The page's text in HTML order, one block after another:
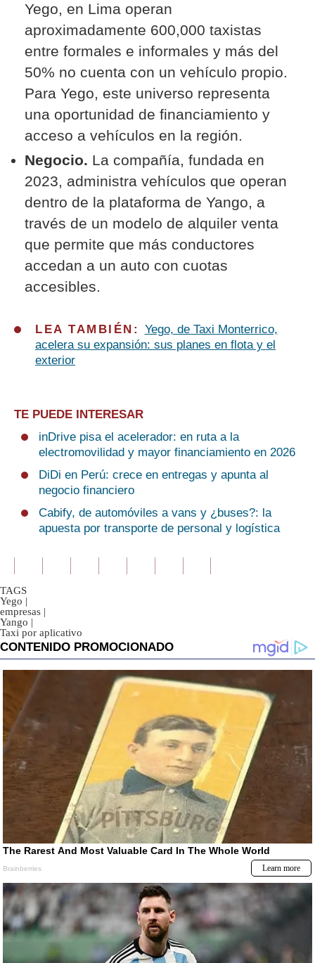
Yego, en Lima operan
aproximadamente 600,000 taxistas
entre formales e informales y más del
50% no cuenta con un vehículo propio.
Para Yego, este universo representa
una oportunidad de financiamiento y
acceso a vehículos en la región.
Negocio. La compañía, fundada en
2023, administra vehículos que operan
dentro de la plataforma de Yango, a
través de un modelo de alquiler venta
que permite que más conductores
accedan a un auto con cuotas
accesibles.
LEA TAMBIÉN: Yego, de Taxi Monterrico,
acelera su expansión: sus planes en flota y el
exterior
TE PUEDE INTERESAR
inDrive pisa el acelerador: en ruta a la
electromovilidad y mayor financiamiento en 2026
DiDi en Perú: crece en entregas y apunta al
negocio financiero
Cabify, de automóviles a vans y ¿buses?: la
apuesta por transporte de personal y logística
TAGS
Yego |
empresas |
Yango |
Taxi por aplicativo